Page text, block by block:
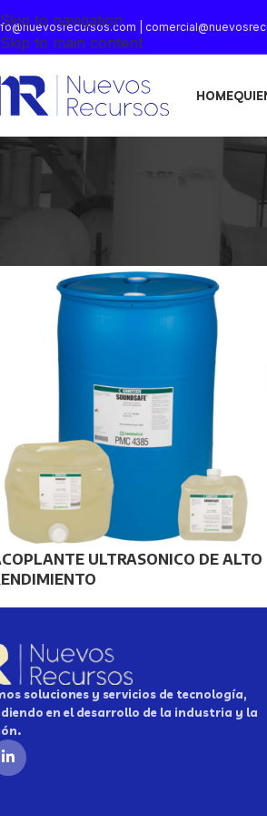
Skip to navigation
Skip to main content
|
HOME
ULTRASONICO DE ALTO
soluciones y servicios de tecnología,
en el desarrollo de la industria y la